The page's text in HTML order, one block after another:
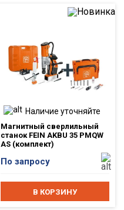
Наличие уточняйте
Магнитный сверлильный
станок FEIN AKBU 35 PMQW
AS (комплект)
По запросу
В КОРЗИНУ